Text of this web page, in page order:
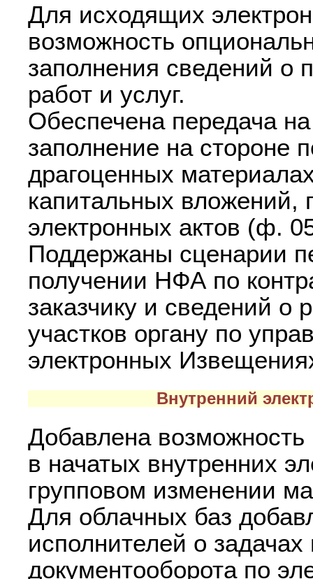
Для исходящих
возможность
заполнения сведений о
работ и услуг.
Обеспечена передача
заполнение на стороне
драгоценных
капитальных вложений,
электронных актов (ф.
Поддержаны сценарии
получении НФА по
заказчику и сведений о
участков органу по
электронных
Внутренний
Добавлена
в начатых внутренних
групповом изменении
Для облачных баз
исполнителей о задачах
документооборота по